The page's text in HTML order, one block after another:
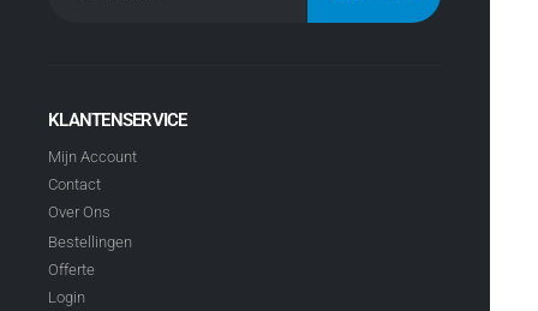
KLANTENSERVICE
Mijn Account
Contact
Over Ons
Bestellingen
Offerte
Login